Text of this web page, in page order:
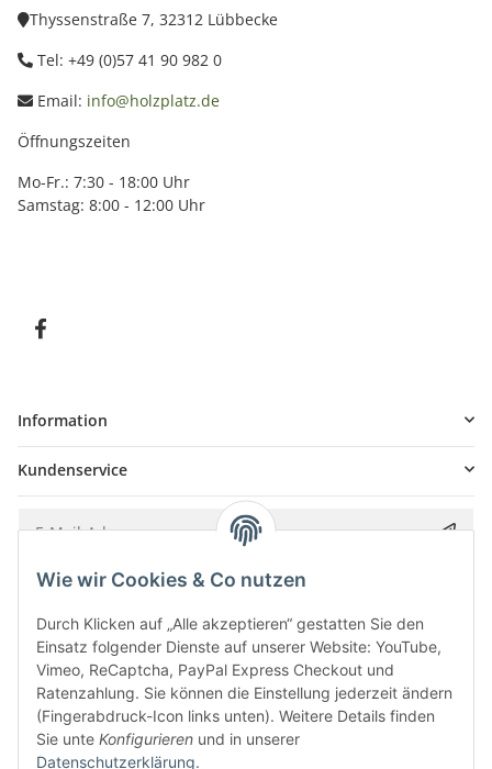
Thyssenstraße 7, 32312 Lübbecke
Tel: +49 (0)57 41 90 982 0
Email: info@holzplatz.de
Öffnungszeiten
Mo-Fr.: 7:30 - 18:00 Uhr
Samstag: 8:00 - 12:00 Uhr
Information
Kundenservice
Bitte senden Sie mir entsprechend IhrerDatenschutzerklärung
Wie wir Cookies & Co nutzen
Durch Klicken auf „Alle akzeptieren“ gestatten Sie den
Einsatz folgender Dienste auf unserer Website: YouTube,
Vimeo, ReCaptcha, PayPal Express Checkout und
Ratenzahlung. Sie können die Einstellung jederzeit ändern
(Fingerabdruck-Icon links unten). Weitere Details finden
Sie unte Konfigurieren und in unserer
Datenschutzerklärung.